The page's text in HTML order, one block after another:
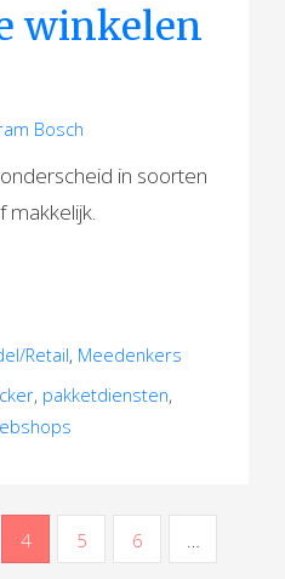
winkelen
Bosch
in soorten
makkelijk.
Retail, Meedenkers
, pakketdiensten,
4 5 6 …